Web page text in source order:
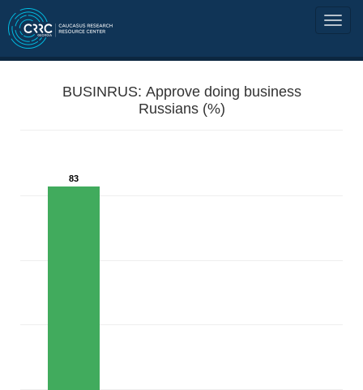
BUSINRUS: Approve doing business
Russians (%)
83